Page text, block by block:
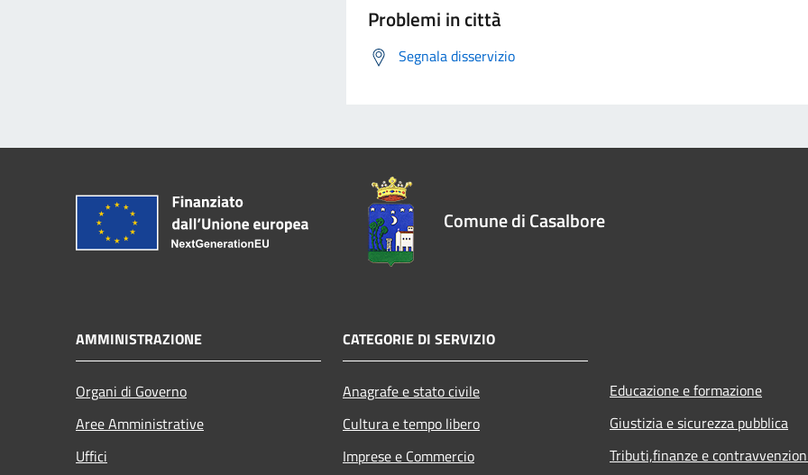
Problemi in città
Segnala disservizio
Comune di Casalbore
AMMINISTRAZIONE
Organi di Governo
Aree Amministrative
Uffici
CATEGORIE DI SERVIZIO
Anagrafe e stato civile
Cultura e tempo libero
Imprese e Commercio
Educazione e formazione
Giustizia e sicurezza pubblica
Tributi,finanze e